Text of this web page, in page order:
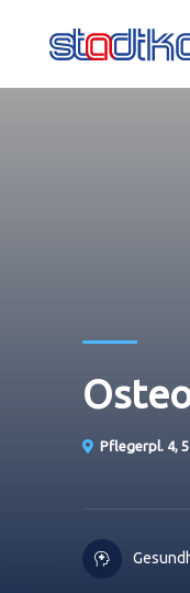
Pflegerpl. 4,